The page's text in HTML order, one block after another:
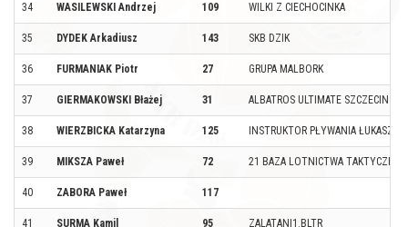
34 WASILEWSKI Andrzej 109 WILKI Z CIECHOCINKA
35 DYDEK Arkadiusz 143 SKB DZIK
36 FURMANIAK Piotr 27 GRUPA MALBORK
37 GIERMAKOWSKI Błażej 31 ALBATROS ULTIMATE SZCZECIN
38 WIERZBICKA Katarzyna 125 INSTRUKTOR PŁYWANIA ŁUKASZ
39 MIKSZA Paweł 72 21 BAZA LOTNICTWA
40 ZABORA Paweł 117
41 SURMA Kamil 95 ZALATANI1.BLTR